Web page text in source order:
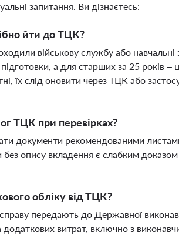
запитання. Ви дізнаєтесь:
йти до ТЦК?
військову службу або навчальні
а для старших за 25 років –
їх слід оновити через ТЦК або
ТЦК при перевірках?
документи рекомендованими
опису вкладення є слабким
обліку від ТЦК?
передають до Державної
витрат, включно з